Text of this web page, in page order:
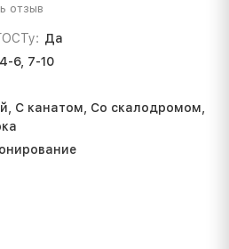
отзыв
Да
4-6, 7-10
С канатом, Со скалодромом,